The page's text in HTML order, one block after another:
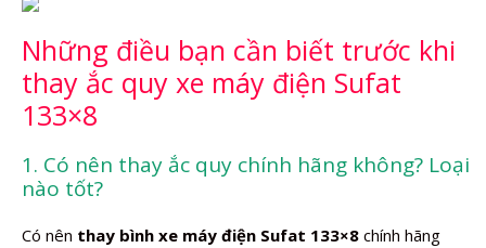
Những điều bạn cần biết trước khi
thay ắc quy xe máy điện Sufat
133×8
1. Có nên thay ắc quy chính hãng không? Loại
nào tốt?
Có nên thay bình xe máy điện Sufat 133×8 chính hãng